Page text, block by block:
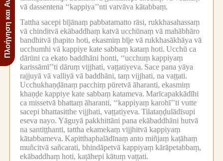
vā dassentena ‘‘kappiya’’nti vatvāva kātabbaṃ.
Tattha sacepi bījānaṃ pabbatamatto rāsi, rukkhasahassaṃ
vā chinditvā ekābaddhaṃ katvā ucchūnaṃ vā mahābhāro
bandhitvā ṭhapito hoti, ekasmiṃ bīje vā rukkhasākhāya vā
ucchumhi vā kappiye kate sabbaṃ kataṃ hoti. Ucchū ca
dārūni ca ekato baddhāni honti, ‘‘ucchuṃ kappiyaṃ
karissāmī’’ti dāruṃ vijjhati, vaṭṭatiyeva. Sace pana yāya
rajjuyā vā valliyā vā baddhāni, taṃ vijjhati, na vaṭṭati.
Ucchukhaṇḍānaṃ pacchiṃ pūretvā āharanti, ekasmiṃ
khaṇḍe kappiye kate sabbaṃ katameva. Marīcapakkādīhi
ca missetvā bhattaṃ āharanti, ‘‘kappiyaṃ karohī’’ti vutte
sacepi bhattasitthe vijjhati, vaṭṭatiyeva. Tilataṇḍulādīsupi
eseva nayo. Yāguyā pakkhittāni pana ekābaddhāni hutvā
na santiṭṭhanti, tattha ekamekaṃ vijjhitvā kappiyaṃ
kātabbameva. Kapitthaphalādīnaṃ anto miñjaṃ kaṭāhaṃ
muñcitvā sañcarati, bhindāpetvā kappiyaṃ kārāpetabbaṃ,
ekābaddhaṃ hoti, kaṭāhepi kātuṃ vaṭṭati.